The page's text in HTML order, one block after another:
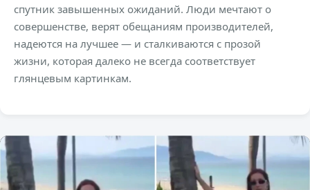
спутник завышенных ожиданий. Люди мечтают о
совершенстве, верят обещаниям производителей,
надеются на лучшее — и сталкиваются с прозой
жизни, которая далеко не всегда соответствует
глянцевым картинкам.